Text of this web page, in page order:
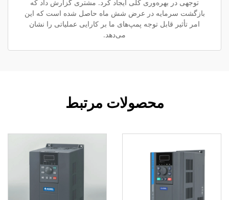
توجهی در بهره‌وری کلی ایجاد کرد. مشتری گزارش داد که
بازگشت سرمایه در عرض شش ماه حاصل شده است که این
امر تأثیر قابل توجه پمپ‌های ما بر کارایی عملیاتی را نشان
می‌دهد.
محصولات مرتبط